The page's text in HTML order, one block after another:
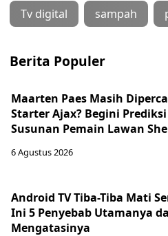
Tv digital sampah
Berita Populer
Maarten Paes Masih
Starter Ajax? Begini Prediksi
Susunan Pemain Lawan
6 Agustus 2026
Android TV Tiba-Tiba Mati
Ini 5 Penyebab Utamanya
Mengatasinya